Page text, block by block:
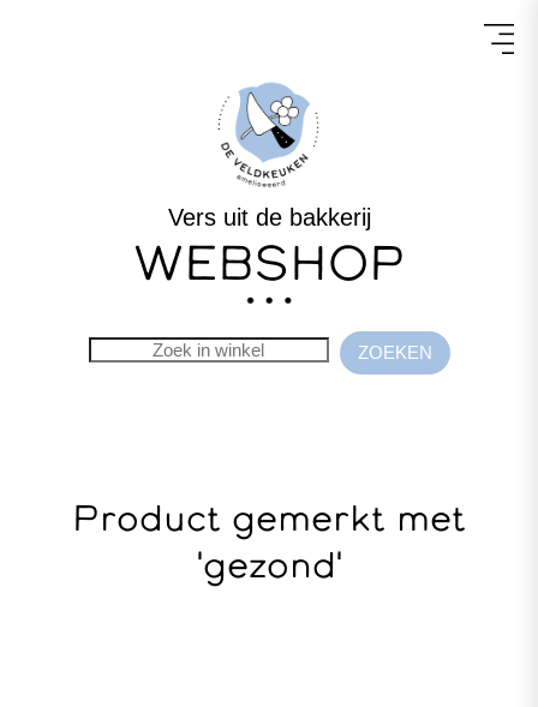
Vers uit de bakkerij
WEBSHOP
Product gemerkt met
'gezond'